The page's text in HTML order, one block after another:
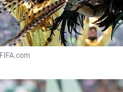
FIFA.com